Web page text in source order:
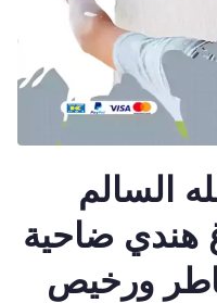
السالم
صباغ هندي ضاحية
ورخيص